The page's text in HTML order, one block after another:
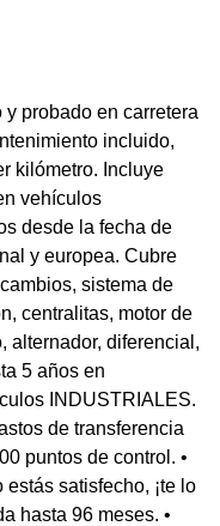
probado en carretera
incluido,
kilómetro. Incluye
vehículos
desde la fecha de
y europea. Cubre
sistema de
centralitas, motor de
alternador, diferencial,
5 años en
INDUSTRIALES.
de transferencia
puntos de control. •
satisfecho, ¡te lo
hasta 96 meses. •